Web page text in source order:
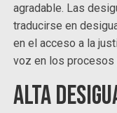
agradable. Las
traducirse en
en el acceso a la
voz en los procesos
Alta